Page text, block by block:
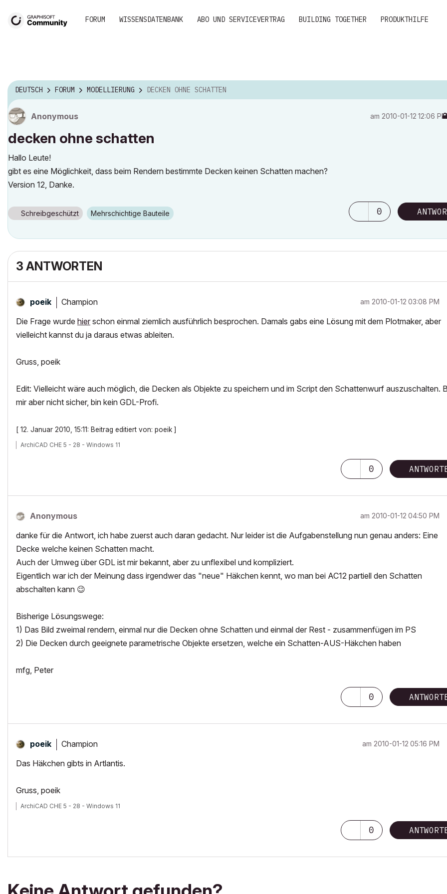
FORUM WISSENSDATENBANK ABO UND SERVICEVERTRAG BUILDING TOGETHER PRODUKTHILFE
DEUTSCH FORUM MODELLIERUNG DECKEN OHNE SCHATTEN
Anonymous am ‎2010-01-12 12:06 PM
decken ohne schatten
Hallo Leute!
gibt es eine Möglichkeit, dass beim Rendern bestimmte Decken keinen Schatten machen?
Version 12, Danke.
Schreibgeschützt Mehrschichtige Bauteile 0
3 ANTWORTEN
poeik Champion am ‎2010-01-12 03:08 PM
Die Frage wurde hier schon einmal ziemlich ausführlich besprochen. Damals gabs eine Lösung mit dem Plotmaker, aber
vielleicht kannst du ja daraus etwas ableiten.
Gruss, poeik
Edit: Vielleicht wäre auch möglich, die Decken als Objekte zu speichern und im Script den Schattenwurf auszuschalten.
mir aber nicht sicher, bin kein GDL-Profi.
[ 12. Januar 2010, 15:11: Beitrag editiert von: poeik ]
ArchiCAD CHE 5 - 28 - Windows 11
0
Anonymous am ‎2010-01-12 04:50 PM
danke für die Antwort, ich habe zuerst auch daran gedacht. Nur leider ist die Aufgabenstellung nun genau anders: Eine
Decke welche keinen Schatten macht.
Auch der Umweg über GDL ist mir bekannt, aber zu unflexibel und kompliziert.
Eigentlich war ich der Meinung dass irgendwer das "neue" Häkchen kennt, wo man bei AC12 partiell den Schatten
abschalten kann 😉
Bisherige Lösungswege:
1) Das Bild zweimal rendern, einmal nur die Decken ohne Schatten und einmal der Rest - zusammenfügen im PS
2) Die Decken durch geeignete parametrische Objekte ersetzen, welche ein Schatten-AUS-Häkchen haben
mfg, Peter
0
poeik Champion am ‎2010-01-12 05:16 PM
Das Häkchen gibts in Artlantis.
Gruss, poeik
ArchiCAD CHE 5 - 28 - Windows 11
0